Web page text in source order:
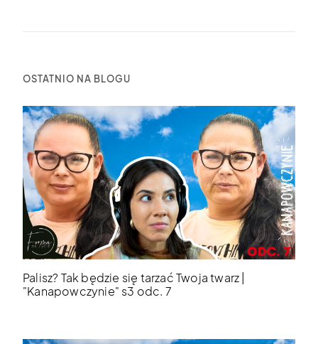
OSTATNIO NA BLOGU
Palisz? Tak będzie się tarzać Twoja twarz |
"Kanapowczynie" s3 odc. 7